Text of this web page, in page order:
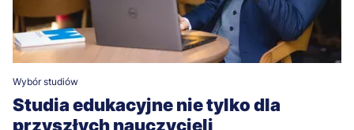
Wybór studiów
Studia edukacyjne nie tylko dla
przyszłych nauczycieli